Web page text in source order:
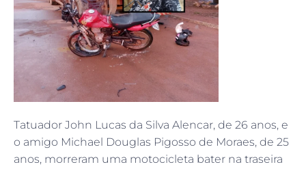
Tatuador John Lucas da Silva Alencar, de 26 anos, e
o amigo Michael Douglas Pigosso de Moraes, de 25
anos, morreram uma motocicleta bater na traseira